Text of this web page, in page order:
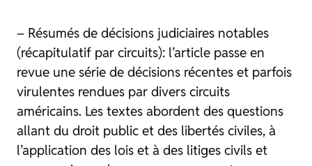
– Résumés de décisions judiciaires notables
(récapitulatif par circuits): l’article passe en
revue une série de décisions récentes et parfois
virulentes rendues par divers circuits
américains. Les textes abordent des questions
allant du droit public et des libertés civiles, à
l’application des lois et à des litiges civils et